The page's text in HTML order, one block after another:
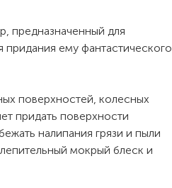
предназначенный для
ему фантастического
поверхностей, колесных
придать поверхности
налипания грязи и пыли
мокрый блеск и